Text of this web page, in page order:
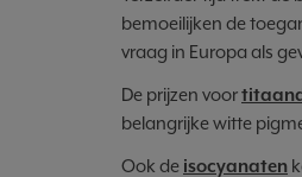
bemoeilijken de
vraag in Europa als
De prijzen voor
belangrijke witte
Ook de isocyanaten